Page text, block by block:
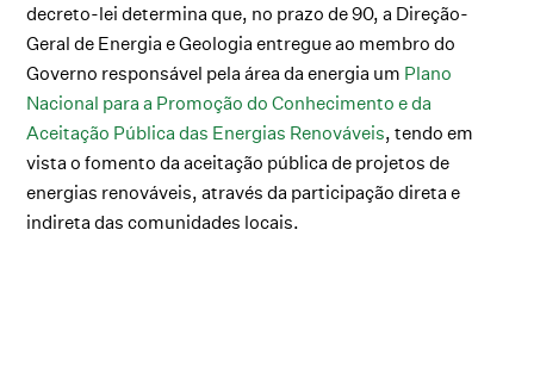
decreto-lei determina que, no prazo de 90, a Direção-
Geral de Energia e Geologia entregue ao membro do
Governo responsável pela área da energia um Plano
Nacional para a Promoção do Conhecimento e da
Aceitação Pública das Energias Renováveis, tendo em
vista o fomento da aceitação pública de projetos de
energias renováveis, através da participação direta e
indireta das comunidades locais.